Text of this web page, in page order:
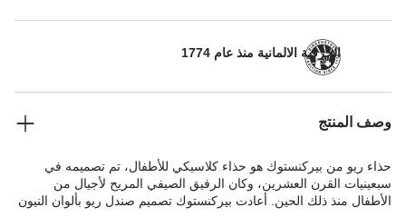
الحرفية الالمانية منذ عام 1774
وصف المنتج
حذاء ريو من بيركنستوك هو حذاء كلاسيكي للأطفال، تم تصميمه في
سبعينيات القرن العشرين، وكان الرفيق الصيفي المريح لأجيال من
الأطفال منذ ذلك الحين. أعادت بيركنستوك تصميم صندل ريو بألوان النيون